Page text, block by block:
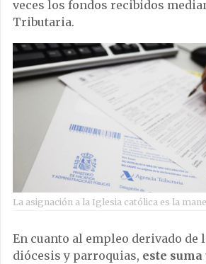
veces los fondos recibidos
Tributaria.
La asignación a la Iglesia católica es la
En cuanto al empleo derivado de
diócesis y parroquias, este